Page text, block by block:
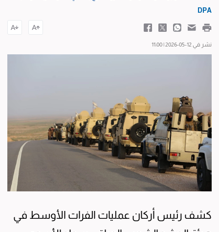
DPA
نشر في 12-05-2026 | 11:00
كشف رئيس أركان عمليات الفرات الأوسط في